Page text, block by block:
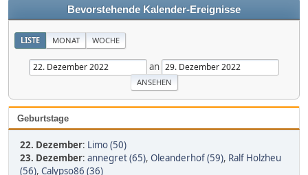
Bevorstehende Kalender-Ereignisse
LISTE MONAT WOCHE
an
Geburtstage
22. Dezember: Limo (50)
23. Dezember: annegret (65), Oleanderhof (59), Ralf Holzheu
(56), Calypso86 (36)